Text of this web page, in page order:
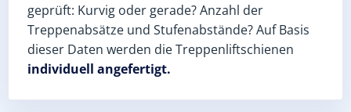
geprüft: Kurvig oder gerade? Anzahl der
Treppenabsätze und Stufenabstände? Auf Basis
dieser Daten werden die Treppenliftschienen
individuell angefertigt.